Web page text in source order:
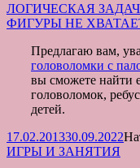
ЛОГИЧЕСКАЯ
ФИГУРЫ НЕ
Предлагаю вам,
головоломки с
вы сможете найти
головоломок,
детей.
Опубликовано
17.02.201330.09.2022
ИГРЫ И ЗАНЯТИЯ